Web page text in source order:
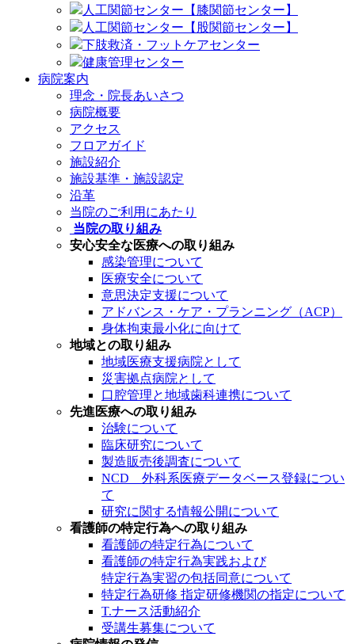
人工関節センター【膝関節センター】
人工関節センター【股関節センター】
下肢救済・フットケアセンター
健康管理センター
病院案内
理念・院長あいさつ
病院概要
アクセス
フロアガイド
施設紹介
施設基準・施設認定
沿革
当院のご利用にあたり
当院の取り組み
安心安全な医療への取り組み
感染管理について
医療安全について
意思決定支援について
アドバンス・ケア・プランニング（ACP）
身体拘束最小化に向けて
地域との取り組み
地域医療支援病院として
災害拠点病院として
口腔管理と地域歯科連携について
先進医療への取り組み
治験について
臨床研究について
製造販売後調査について
NCD 外科系医療データベース登録につい
て
研究に関する情報公開について
看護師の特定行為への取り組み
看護師の特定行為について
看護師の特定行為実践および
特定行為実習の包括同意について
特定行為研修 指定研修機関の指定について
T.ナース活動紹介
受講生募集について